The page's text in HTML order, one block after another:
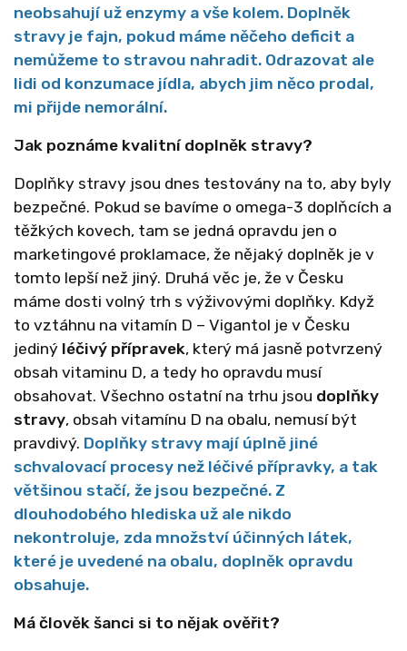
neobsahují už enzymy a vše kolem. Doplněk
stravy je fajn, pokud máme něčeho deficit a
nemůžeme to stravou nahradit. Odrazovat ale
lidi od konzumace jídla, abych jim něco prodal,
mi přijde nemorální.
Jak poznáme kvalitní doplněk stravy?
Doplňky stravy jsou dnes testovány na to, aby byly
bezpečné. Pokud se bavíme o omega-3 doplňcích a
těžkých kovech, tam se jedná opravdu jen o
marketingové proklamace, že nějaký doplněk je v
tomto lepší než jiný. Druhá věc je, že v Česku
máme dosti volný trh s výživovými doplňky. Když
to vztáhnu na vitamín D – Vigantol je v Česku
jediný léčivý přípravek, který má jasně potvrzený
obsah vitaminu D, a tedy ho opravdu musí
obsahovat. Všechno ostatní na trhu jsou doplňky
stravy, obsah vitamínu D na obalu, nemusí být
pravdivý. Doplňky stravy mají úplně jiné
schvalovací procesy než léčivé přípravky, a tak
většinou stačí, že jsou bezpečné. Z
dlouhodobého hlediska už ale nikdo
nekontroluje, zda množství účinných látek,
které je uvedené na obalu, doplněk opravdu
obsahuje.
Má člověk šanci si to nějak ověřit?